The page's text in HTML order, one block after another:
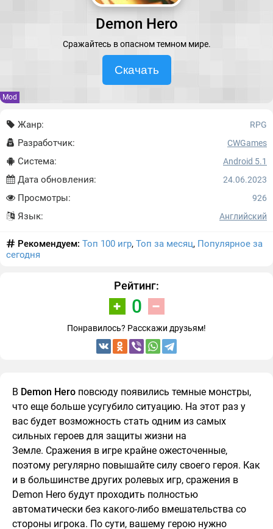
Demon Hero
Сражайтесь в опасном темном мире.
Скачать
Mod
Жанр: RPG
Разработчик: CWGames
Система: Android 5.1
Дата обновления: 24.06.2023
Просмотры: 926
Язык: Английский
Рекомендуем: Топ 100 игр, Топ за месяц, Популярное за
сегодня
Рейтинг:
0
Понравилось? Расскажи друзьям!
В Demon Hero повсюду появились темные монстры,
что еще больше усугубило ситуацию. На этот раз у
вас будет возможность стать одним из самых
сильных героев для защиты жизни на
Земле. Сражения в игре крайне ожесточенные,
поэтому регулярно повышайте силу своего героя. Как
и в большинстве других ролевых игр, сражения в
Demon Hero будут проходить полностью
автоматически без какого-либо вмешательства со
стороны игрока. По сути, вашему герою нужно